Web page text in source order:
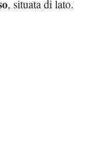
, situata di lato.